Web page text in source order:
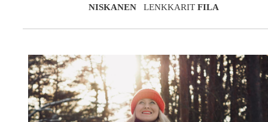
NISKANEN LENKKARITFILA